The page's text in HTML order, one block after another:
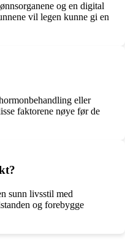
og en digital
vil legen kunne gi en
eller
faktorene nøye før de
sunn livsstil med
og forebygge